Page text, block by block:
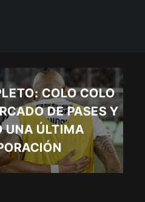
COLO COLO
DE PASES Y
UNA ÚLTIMA